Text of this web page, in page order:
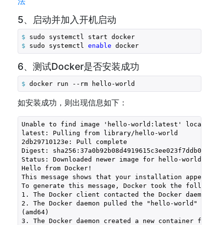
5、启动并加入开机启动
$ sudo systemctl start docker
$ sudo systemctl enable docker
6、测试Docker是否安装成功
$ docker run --rm hello-world
如安装成功，则出现信息如下：
Unable to find image 'hello-world:latest' locally
latest: Pulling from library/hello-world
2db29710123e: Pull complete
Digest:
Status: Downloaded newer image for hello-
Hello from Docker!
This message shows that your installation
To generate this message, Docker took the
1. The Docker client contacted the Docker daemon.
2. The Docker daemon pulled the "hello-world"
(amd64)
3. The Docker daemon created a new container